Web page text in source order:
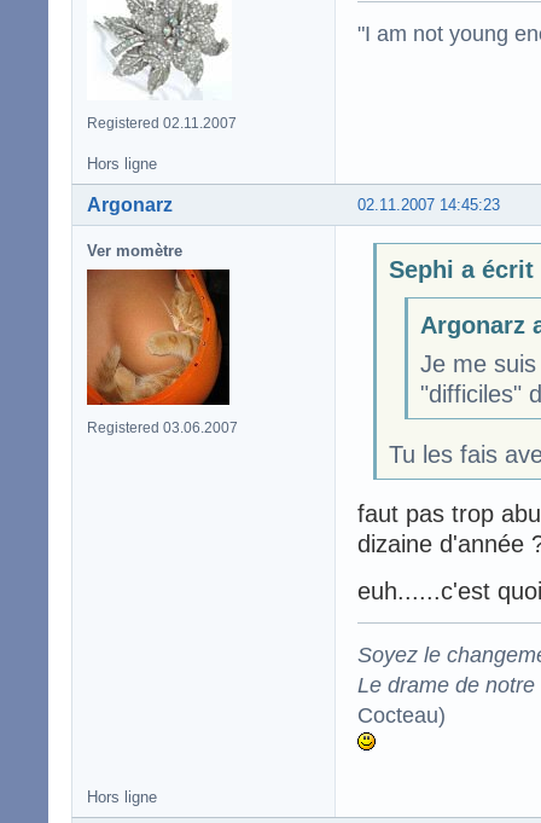
Registered 02.11.2007
"I am not young
Hors ligne
02.11.2007 14:45:23
Argonarz
Ver momètre
Registered 03.06.2007
Sephi a écrit
Argonarz
Je me
"difficiles"
Tu les fais
faut pas trop
dizaine d'année
euh......c'est
Soyez le
Le drame de
Cocteau)
Hors ligne